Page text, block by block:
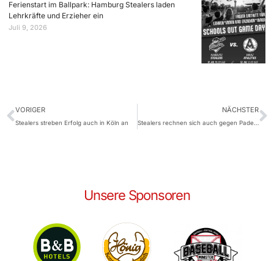
Ferienstart im Ballpark: Hamburg Stealers laden
Lehrkräfte und Erzieher ein
Juli 9, 2026
VORIGER
Stealers streben Erfolg auch in Köln an
NÄCHSTER
Stealers rechnen sich auch gegen Paderborn Siegchance aus
Unsere Sponsoren